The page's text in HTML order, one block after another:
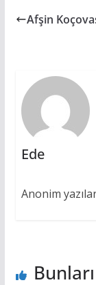
b
k
s
p
Afşin
Ede
Anonim